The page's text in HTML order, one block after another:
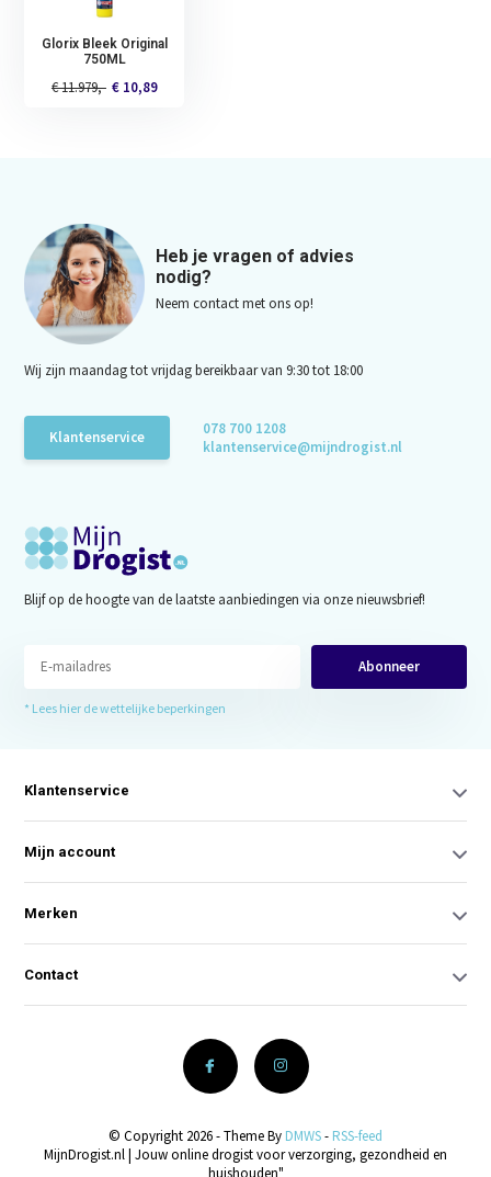
Glorix Bleek Original
750ML
€ 11.979,- € 10,89
Heb je vragen of advies
nodig?
Neem contact met ons op!
Wij zijn maandag tot vrijdag bereikbaar van 9:30 tot 18:00
Klantenservice
078 700 1208
klantenservice@mijndrogist.nl
Blijf op de hoogte van de laatste aanbiedingen via onze nieuwsbrief!
Abonneer
* Lees hier de wettelijke beperkingen
Klantenservice
Mijn account
Merken
Contact
© Copyright 2026 - Theme By DMWS- RSS-feed
MijnDrogist.nl | Jouw online drogist voor verzorging, gezondheid en
huishouden"